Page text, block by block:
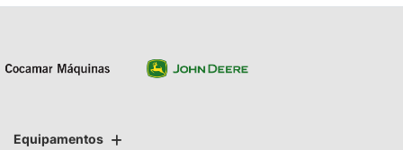
Equipamentos